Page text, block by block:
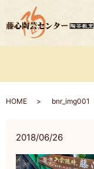
HOME bnr_img001
2018/06/26